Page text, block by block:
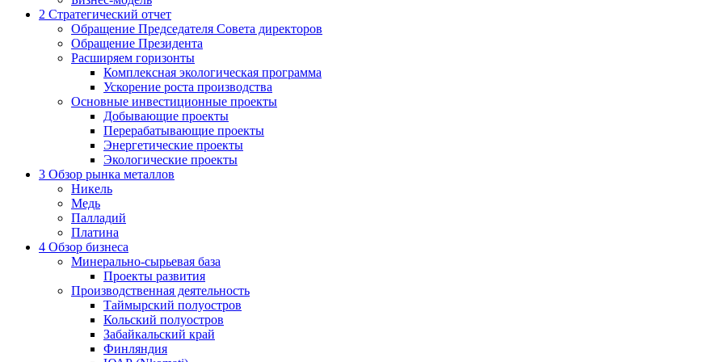
2 Стратегический отчет
Обращение Председателя Совета директоров
Обращение Президента
Расширяем горизонты
Комплексная экологическая программа
Ускорение роста производства
Основные инвестиционные проекты
Добывающие проекты
Перерабатывающие проекты
Энергетические проекты
Экологические проекты
3 Обзор рынка металлов
Никель
Медь
Палладий
Платина
4 Обзор бизнеса
Минерально-сырьевая база
Проекты развития
Производственная деятельность
Таймырский полуостров
Кольский полуостров
Забайкальский край
Финляндия